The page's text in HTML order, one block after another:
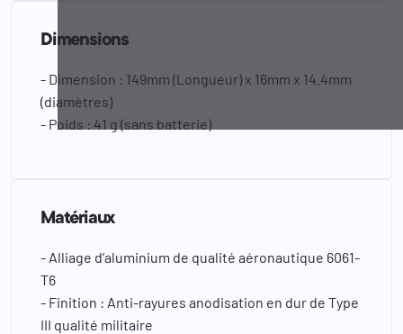
Dimensions
- Dimension : 149mm (Longueur) x 16mm x 14.4mm
(diamètres)
- Poids : 41 g (sans batterie)
Matériaux
- Alliage d’aluminium de qualité aéronautique 6061-
T6
- Finition : Anti-rayures anodisation en dur de Type
III qualité militaire